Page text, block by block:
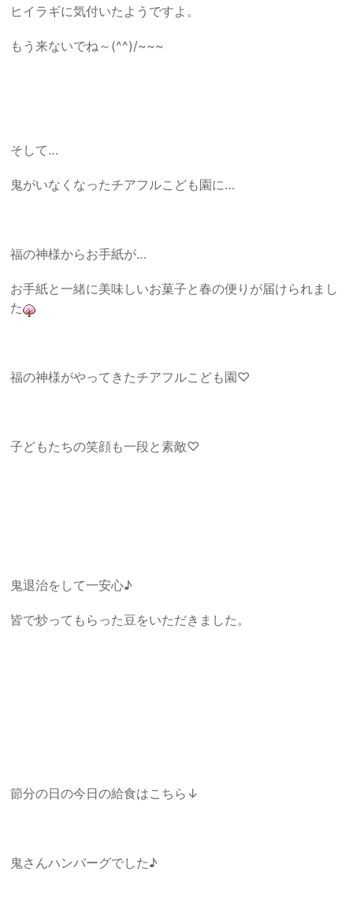
ヒイラギに気付いたようですよ。
もう来ないでね～(^^)/~~~
そして…
鬼がいなくなったチアフルこども園に…
福の神様からお手紙が…
お手紙と一緒に美味しいお菓子と春の便りが届けられまし
た
福の神様がやってきたチアフルこども園♡
子どもたちの笑顔も一段と素敵♡
鬼退治をして一安心♪
皆で炒ってもらった豆をいただきました。
節分の日の今日の給食はこちら↓
鬼さんハンバーグでした♪